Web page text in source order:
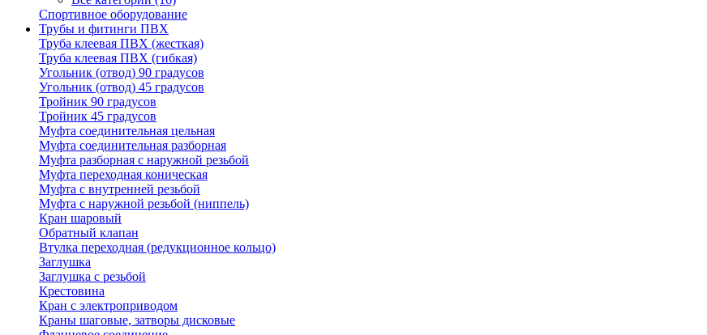
Спортивное оборудование
Трубы и фитинги ПВХ
Труба клеевая ПВХ (жесткая)
Труба клеевая ПВХ (гибкая)
Угольник (отвод) 90 градусов
Угольник (отвод) 45 градусов
Тройник 90 градусов
Тройник 45 градусов
Муфта соединительная цельная
Муфта соединительная разборная
Муфта разборная с наружной резьбой
Муфта переходная коническая
Муфта с внутренней резьбой
Муфта с наружной резьбой (ниппель)
Кран шаровый
Обратный клапан
Втулка переходная (редукционное кольцо)
Заглушка
Заглушка с резьбой
Крестовина
Кран с электроприводом
Краны шаговые, затворы дисковые